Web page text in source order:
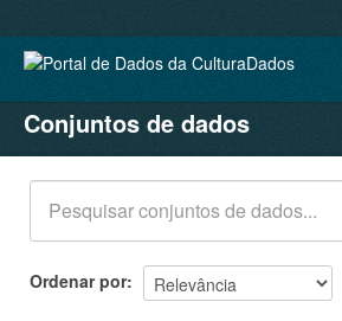
CONJUNTOS DE DADOS
ORGANIZAÇÕES
GRUPOS
SOBRE
Conjuntos de dados
Ordenar por